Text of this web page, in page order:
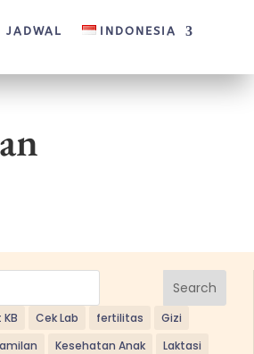
JADWAL INDONESIA
Search
Cek Lab fertilitas
Gizi
Kesehatan Anak
Laktasi